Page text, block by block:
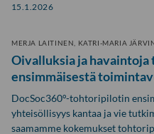
15.1.2026
MERJA LAITINEN, KATRI-MARIA
Oivalluksia ja
ensimmäisestä
DocSoc360°-tohtoripilotin
yhteisöllisyys kantaa ja vie
saamamme kokemukset